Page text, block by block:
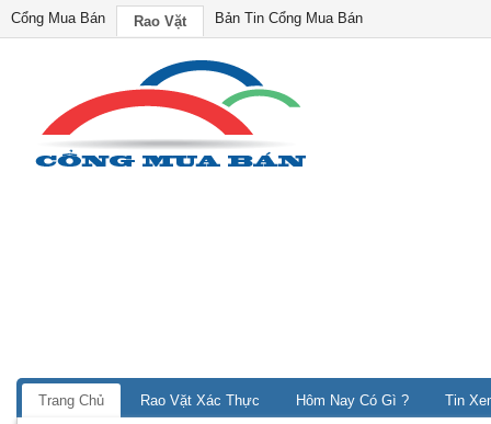
Cổng Mua Bán Rao Vặt Bản Tin Cổng Mua Bán
Trang Chủ Rao Vặt Xác Thực Hôm Nay Có Gì ? Tin